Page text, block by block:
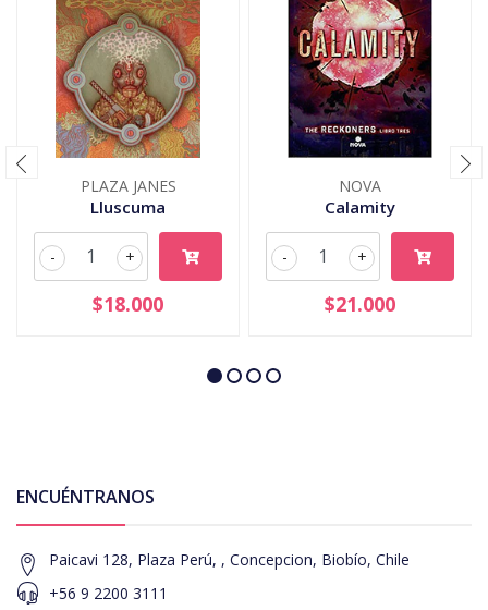
PLAZA JANES
Lluscuma
+
-
$18.000
NOVA
Calamity
+
-
$21.000
ENCUÉNTRANOS
Paicavi 128, Plaza Perú, , Concepcion, Biobío, Chile
+56 9 2200 3111